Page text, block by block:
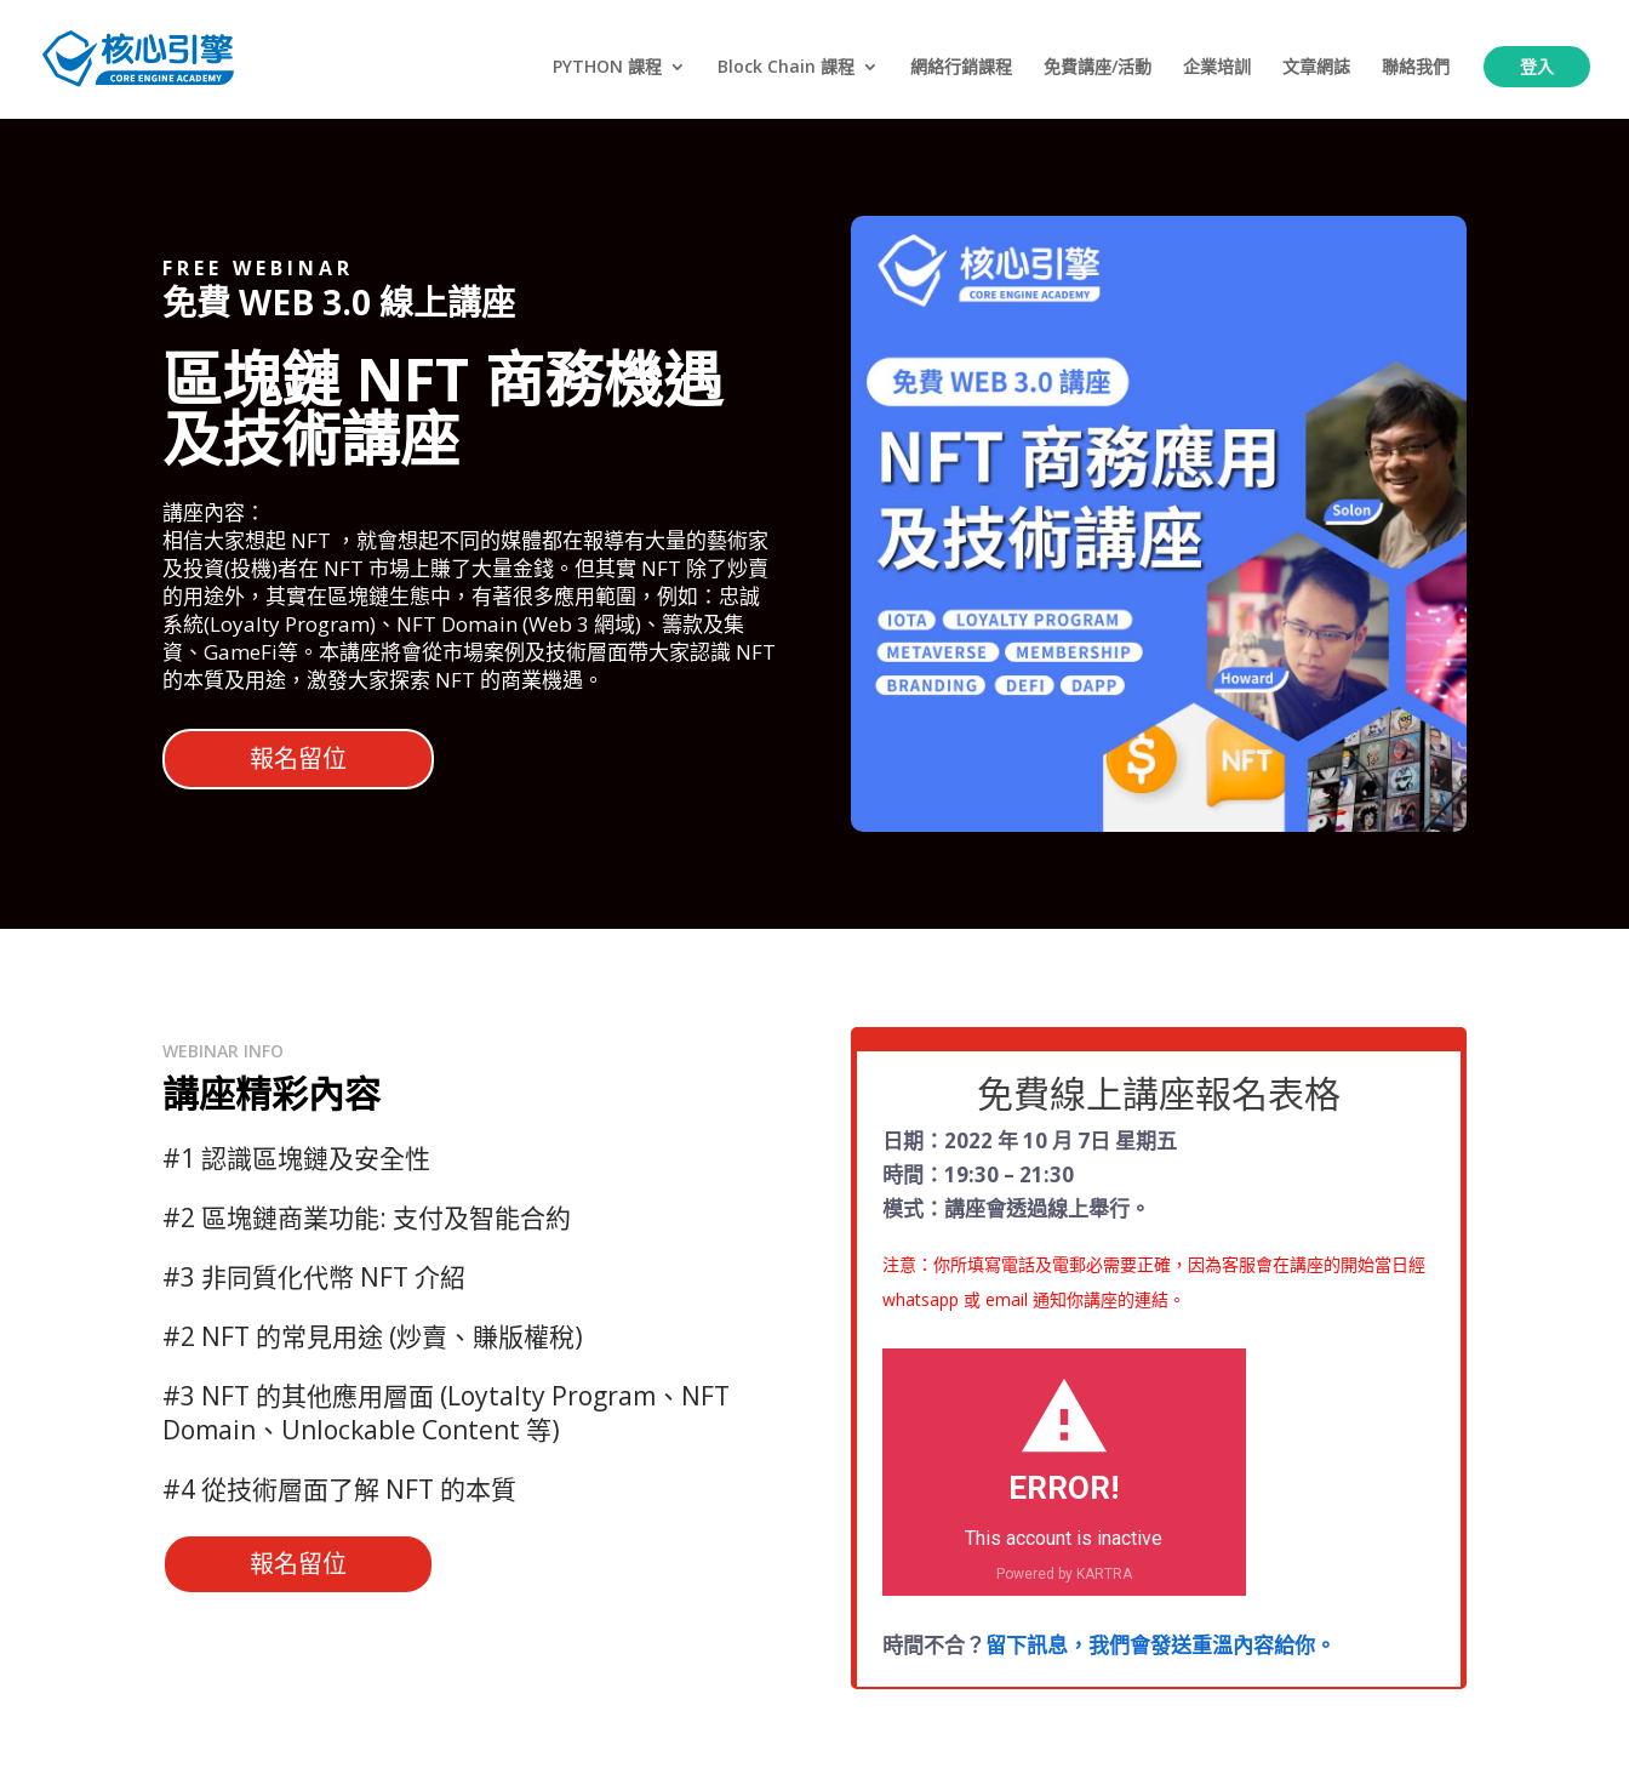
PYTHON 課程 Block Chain 課程 網絡行銷課程 免費講座/活動 企業培訓 文章網誌 聯絡我們 登入
FREE WEBINAR
免費 WEB 3.0 線上講座
區塊鏈 NFT 商務機遇
及技術講座
講座內容：
相信大家想起 NFT ，就會想起不同的媒體都在報導有大量的藝術家
及投資(投機)者在 NFT 市場上賺了大量金錢。但其實 NFT 除了炒賣
的用途外，其實在區塊鏈生態中，有著很多應用範圍，例如：忠誠
系統(Loyalty Program)、NFT Domain (Web 3 網域)、籌款及集
資、GameFi等。本講座將會從市場案例及技術層面帶大家認識 NFT
的本質及用途，激發大家探索 NFT 的商業機遇。
報名留位
WEBINAR INFO
講座精彩內容
#1 認識區塊鏈及安全性
#2 區塊鏈商業功能: 支付及智能合約
#3 非同質化代幣 NFT 介紹
#2 NFT 的常見用途 (炒賣、賺版權稅)
#3 NFT 的其他應用層面 (Loytalty Program、NFT
Domain、Unlockable Content 等)
#4 從技術層面了解 NFT 的本質
報名留位
免費線上講座報名表格
日期：2022 年 10 月 7日 星期五
時間：19:30 – 21:30
模式：講座會透過線上舉行。
注意：你所填寫電話及電郵必需要正確，因為客服會在講座的開始當日經
whatsapp 或 email 通知你講座的連結。
ERROR!
This account is inactive
Powered by KARTRA
時間不合？留下訊息，我們會發送重溫內容給你。